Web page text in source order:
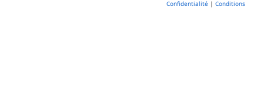
Confidentialité | Conditions